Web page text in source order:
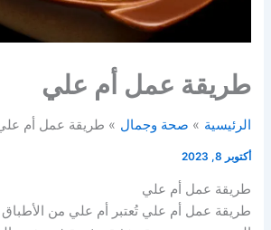
طريقة عمل أم علي
الرئيسية صحة وجمال طريقة عمل أم
أكتوبر 8, 2023
طريقة عمل أم علي
طريقة عمل أم علي تُعتبر أم علي من